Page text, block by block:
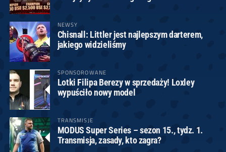
NEWSY
Chisnall: Littler jest najlepszym darterem,
jakiego widzieliśmy
SPONSOROWANE
Lotki Filipa Berezy w sprzedaży! Loxley
wypuściło nowy model
TRANSMISJE
MODUS Super Series – sezon 15., tydz. 1.
Transmisja, zasady, kto zagra?